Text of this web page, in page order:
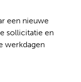
een nieuwe
sollicitatie en
werkdagen